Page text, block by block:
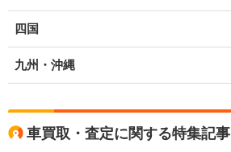
四国
九州・沖縄
車買取・査定に関する特集記事